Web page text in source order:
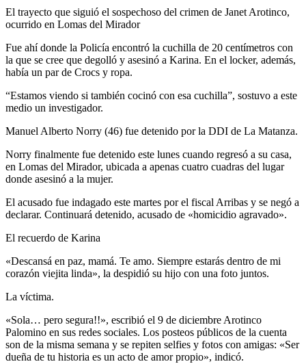
El trayecto que siguió el sospechoso del crimen de Janet Arotinco,
ocurrido en Lomas del Mirador
Fue ahí donde la Policía encontró la cuchilla de 20 centímetros con
la que se cree que degolló y asesinó a Karina. En el locker, además,
había un par de Crocs y ropa.
“Estamos viendo si también cocinó con esa cuchilla”, sostuvo a este
medio un investigador.
Manuel Alberto Norry (46) fue detenido por la DDI de La Matanza.
Norry finalmente fue detenido este lunes cuando regresó a su casa,
en Lomas del Mirador, ubicada a apenas cuatro cuadras del lugar
donde asesinó a la mujer.
El acusado fue indagado este martes por el fiscal Arribas y se negó a
declarar. Continuará detenido, acusado de «homicidio agravado».
El recuerdo de Karina
«Descansá en paz, mamá. Te amo. Siempre estarás dentro de mi
corazón viejita linda», la despidió su hijo con una foto juntos.
La víctima.
«Sola… pero segura!!», escribió el 9 de diciembre Arotinco
Palomino en sus redes sociales. Los posteos públicos de la cuenta
son de la misma semana y se repiten selfies y fotos con amigas: «Ser
dueña de tu historia es un acto de amor propio», indicó.